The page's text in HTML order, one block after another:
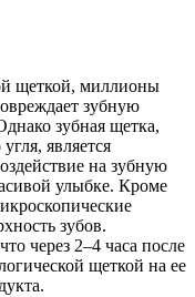
щеткой, миллионы
зубную
зубная щетка,
является
на зубную
улыбке. Кроме
зубов.
через 2–4 часа после
щеткой на ее